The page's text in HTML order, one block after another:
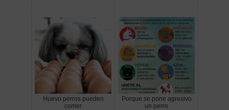
Huevo perros pueden
comer
Porque se pone agresivo
un perro